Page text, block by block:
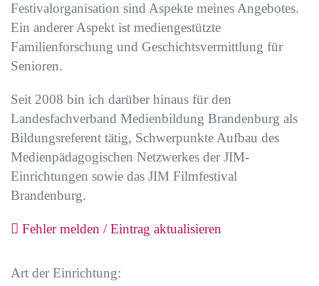
Festivalorganisation sind Aspekte meines Angebotes.
Ein anderer Aspekt ist mediengestützte
Familienforschung und Geschichtsvermittlung für
Senioren.
Seit 2008 bin ich darüber hinaus für den
Landesfachverband Medienbildung Brandenburg als
Bildungsreferent tätig, Schwerpunkte Aufbau des
Medienpädagogischen Netzwerkes der JIM-
Einrichtungen sowie das JIM Filmfestival
Brandenburg.
Fehler melden / Eintrag aktualisieren
Art der Einrichtung: